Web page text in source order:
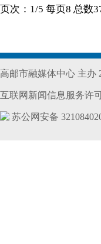
页次：1/5 每页8 总
高邮市融媒体中心 主办
互联网新闻信息服务许
苏公网安备